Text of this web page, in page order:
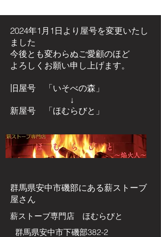
2024年1月1日より屋号を変更いたし
ました
今後とも変わらぬご愛顧のほど
よろしくお願い申し上げます。
旧屋号 「いそべの森」
↓
新屋号 「ほむらびと」
群馬県安中市磯部にある薪ストーブ
屋さん
​薪ストーブ専門店 ほむらびと
群馬県安中市下磯部382-2